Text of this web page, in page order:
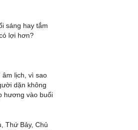
sáng hay tắm
lợi hơn?
âm lịch, vì sao
dặn không
hương vào buổi
Thứ Bảy, Chủ